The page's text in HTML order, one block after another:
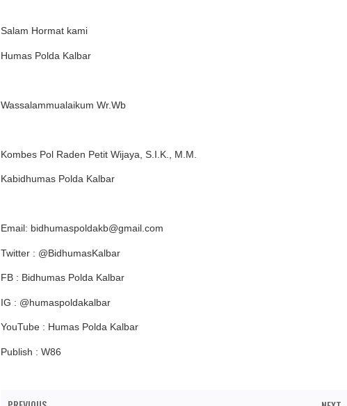
Salam Hormat kami
Humas Polda Kalbar
Wassalammualaikum Wr.Wb
Kombes Pol Raden Petit Wijaya, S.I.K., M.M.
Kabidhumas Polda Kalbar
Email: bidhumaspoldakb@gmail.com
Twitter : @BidhumasKalbar
FB : Bidhumas Polda Kalbar
IG : @humaspoldakalbar
YouTube : Humas Polda Kalbar
Publish : W86